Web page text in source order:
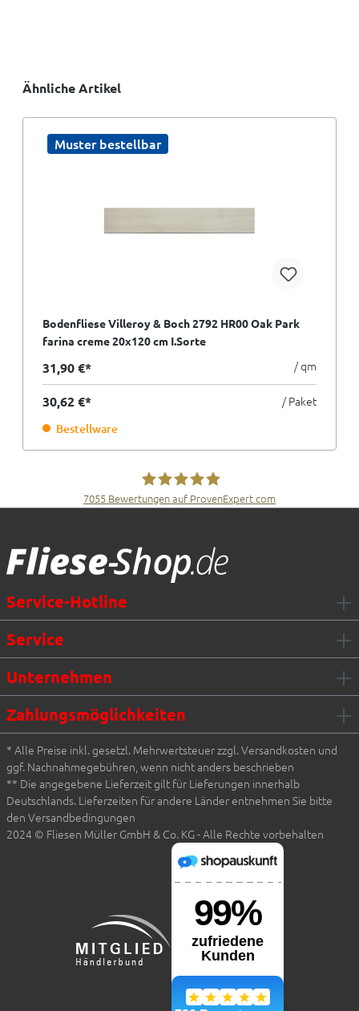
Ähnliche Artikel
Muster bestellbar
Bodenfliese Villeroy & Boch 2792 HR00 Oak Park
farina creme 20x120 cm I.Sorte
31,90 €* / qm
30,62 €* / Paket
Bestellware
7055 Bewertungen auf ProvenExpert.com
Service-Hotline
Service
Unternehmen
Zahlungsmöglichkeiten
* Alle Preise inkl. gesetzl. Mehrwertsteuer zzgl. Versandkosten und
ggf. Nachnahmegebühren, wenn nicht anders beschrieben
** Die angegebene Lieferzeit gilt für Lieferungen innerhalb
Deutschlands. Lieferzeiten für andere Länder entnehmen Sie bitte
den Versandbedingungen
2024 © Fliesen Müller GmbH & Co. KG - Alle Rechte vorbehalten